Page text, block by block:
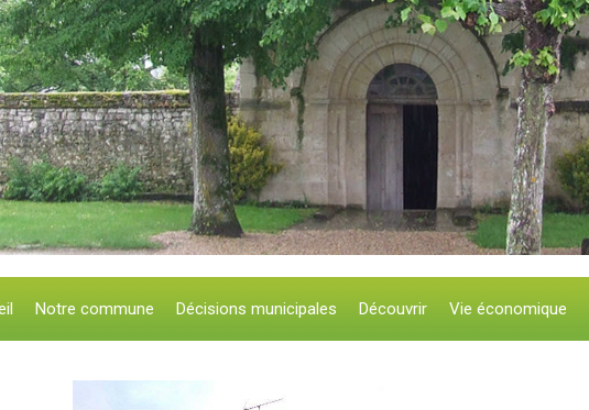
Notre commune Décisions municipales Découvrir Vie économique